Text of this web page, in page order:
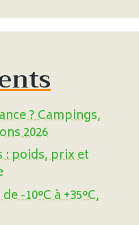
? Campings,
2026
: poids, prix et
-10°C à +35°C,